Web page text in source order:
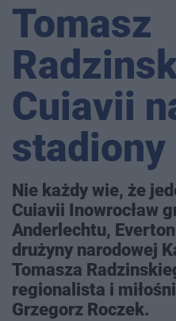
Tomasz
Cuiavii
stadiony
Nie każdy wie, że
Cuiavii Inowrocław
Anderlechtu,
drużyny narodowej
Tomasza
regionalista i
Grzegorz Roczek.